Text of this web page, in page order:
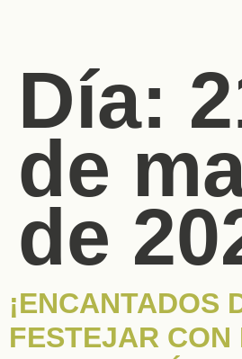
Día:
de
de
¡ENCANTADOS
FESTEJAR CON